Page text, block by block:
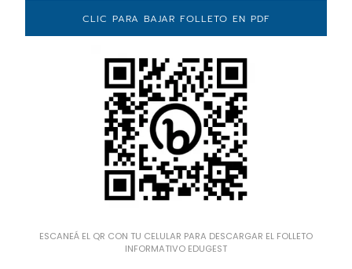
CLIC PARA BAJAR FOLLETO EN PDF
ESCANEÁ EL QR CON TU CELULAR PARA DESCARGAR EL FOLLETO
INFORMATIVO EDUGEST